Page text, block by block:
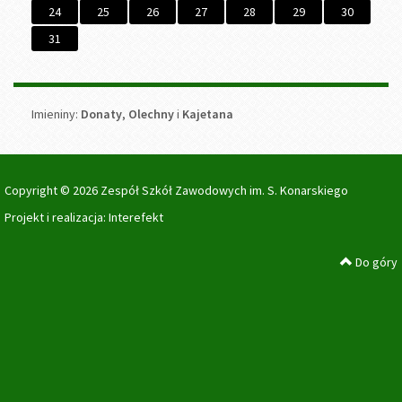
24
25 26 27 28 29
30
31
Imieniny
Imieniny: Donaty, Olechnyi Kajetana
Copyright © 2026 Zespół Szkół Zawodowych im. S. Konarskiego
Projekt i realizacja: Interefekt
Do góry